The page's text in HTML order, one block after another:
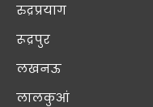
रुद्रप्रयाग
रूद्रपुर
लखनऊ
लालकुआं